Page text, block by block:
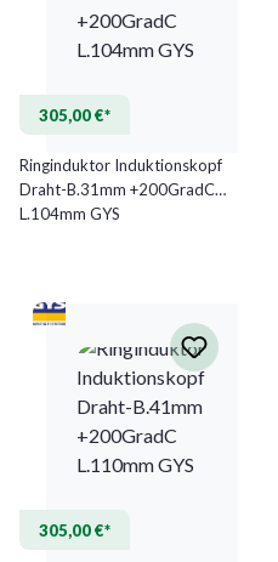
305,00 €*
Ringinduktor Induktionskopf
Draht-B.31mm +200GradC
L.104mm GYS
305,00 €*